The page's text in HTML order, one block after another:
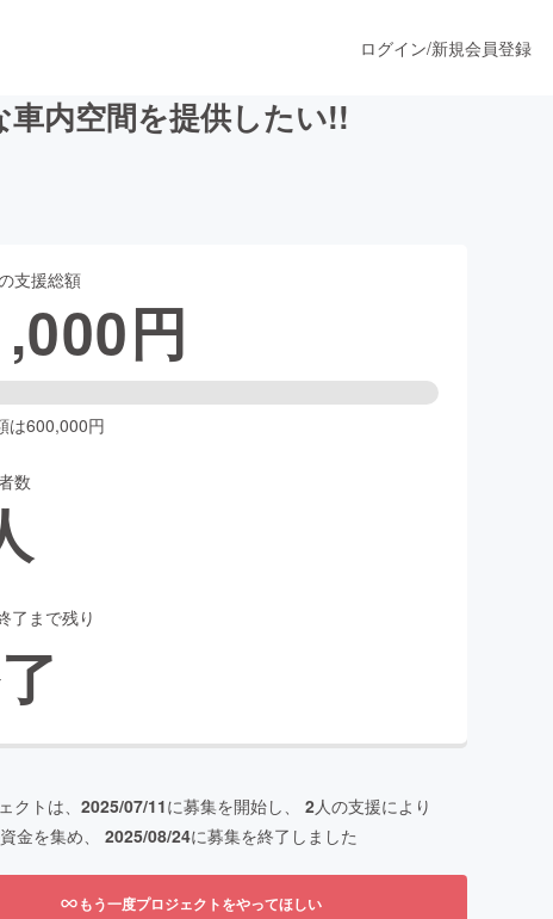
ファッション
ア
ログイン/新規会員登録
内空間を提供したい!!
支援総額
円
は600,000円
数
了まで残り
クトは、 2025/07/11に募集を開始し、 2人の支援により
金を集め、 2025/08/24に募集を終了しました
もう一度プロジェクトをやってほしい